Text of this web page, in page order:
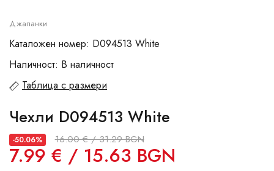
Джапанки
Каталожен номер: D094513 White
Наличност: В наличност
Таблица с размери
Чехли D094513 White
-50.06% 16.00 € / 31.29 BGN
7.99 € / 15.63 BGN